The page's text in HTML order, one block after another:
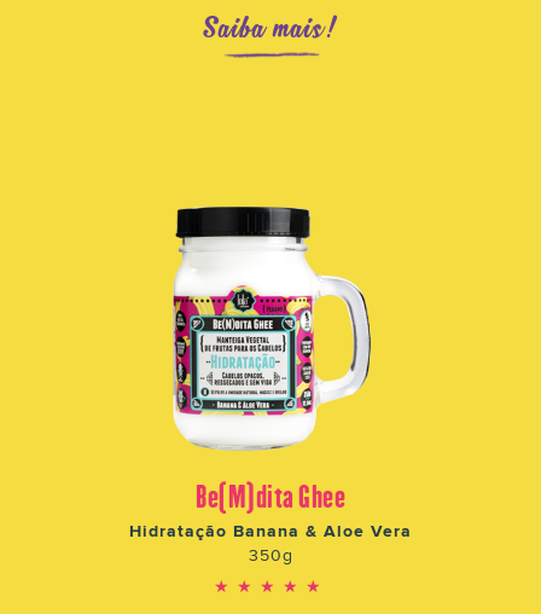
Saiba mais!
Be(M)dita Ghee
Hidratação Banana & Aloe Vera
350g
★★★★★